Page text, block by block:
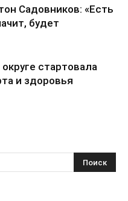
Садовников: «Есть
будет
стартовала
и здоровья